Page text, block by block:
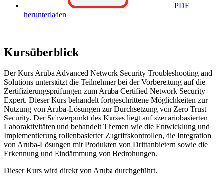
PDF
herunterladen
Kursüberblick
Der Kurs Aruba Advanced Network Security Troubleshooting and
Solutions unterstützt die Teilnehmer bei der Vorbereitung auf die
Zertifizierungsprüfungen zum Aruba Certified Network Security
Expert. Dieser Kurs behandelt fortgeschrittene Möglichkeiten zur
Nutzung von Aruba-Lösungen zur Durchsetzung von Zero Trust
Security. Der Schwerpunkt des Kurses liegt auf szenariobasierten
Laboraktivitäten und behandelt Themen wie die Entwicklung und
Implementierung rollenbasierter Zugriffskontrollen, die Integration
von Aruba-Lösungen mit Produkten von Drittanbietern sowie die
Erkennung und Eindämmung von Bedrohungen.
Dieser Kurs wird direkt von Aruba durchgeführt.